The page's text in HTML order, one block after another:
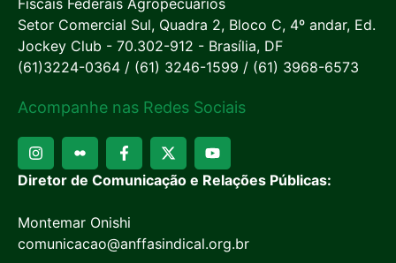
Fiscais Federais Agropecuários
Setor Comercial Sul, Quadra 2, Bloco C, 4º andar, Ed.
Jockey Club - 70.302-912 - Brasília, DF
(61)3224-0364 / (61) 3246-1599 / (61) 3968-6573
Acompanhe nas Redes Sociais
Diretor de Comunicação e Relações Públicas:
Montemar Onishi
comunicacao@anffasindical.org.br